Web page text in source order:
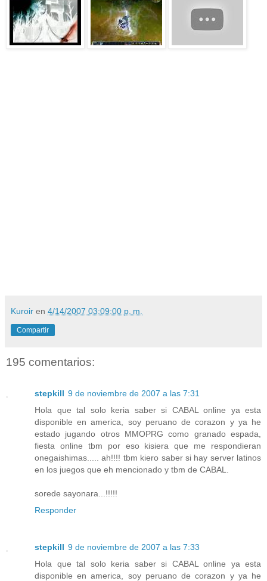
Kuroir en 4/14/2007 03:09:00 p. m.
Compartir
195 comentarios:
stepkill 9 de noviembre de 2007 a las 7:31
Hola que tal solo keria saber si CABAL online ya esta
disponible en america, soy peruano de corazon y ya he
estado jugando otros MMOPRG como granado espada,
fiesta online tbm por eso kisiera que me respondieran
onegaishimas..... ah!!!! tbm kiero saber si hay server latinos
en los juegos que eh mencionado y tbm de CABAL.
sorede sayonara...!!!!!
Responder
stepkill 9 de noviembre de 2007 a las 7:33
Hola que tal solo keria saber si CABAL online ya esta
disponible en america, soy peruano de corazon y ya he